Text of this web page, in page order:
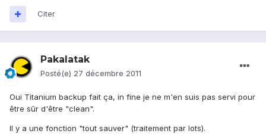
Citer
Pakalatak
Posté(e) 27 décembre 2011
Oui Titanium backup fait ça, in fine je ne m'en suis pas servi pour
être sûr d'être "clean".
Il y a une fonction "tout sauver" (traitement par lots).